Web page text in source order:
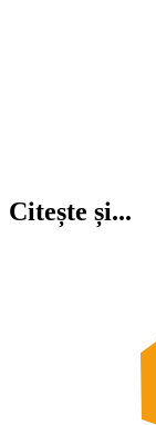
Citește și...